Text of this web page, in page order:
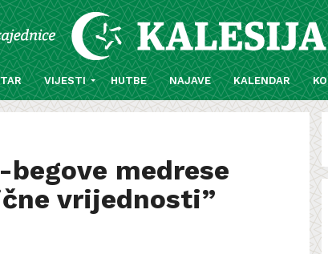
VIJESTI HUTBE NAJAVE KALENDAR
medrese
vrijednosti”